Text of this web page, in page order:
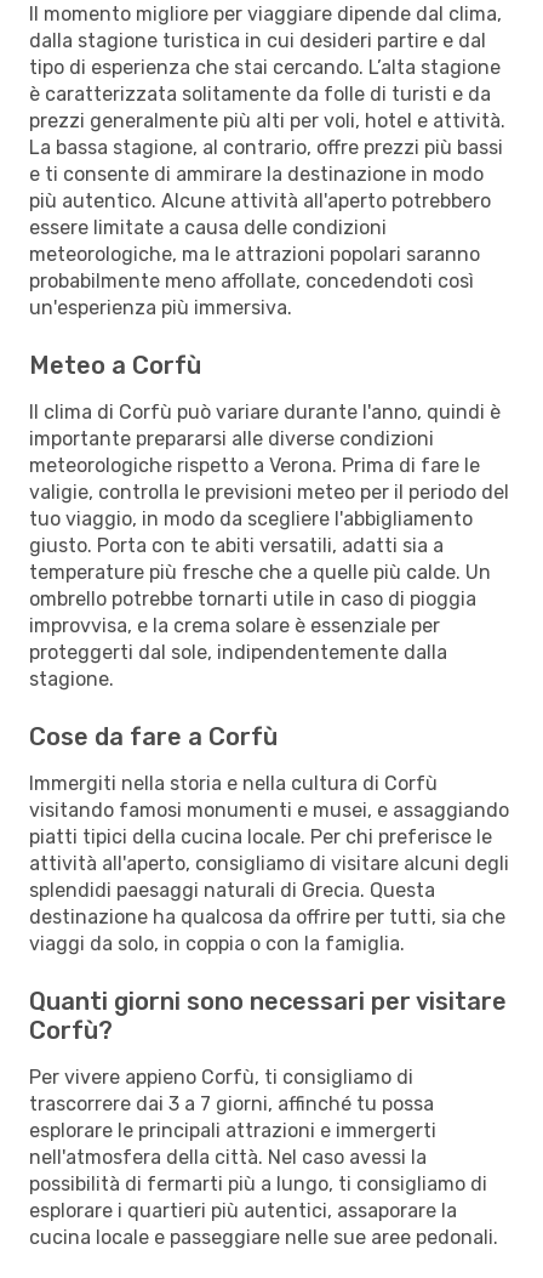
Il momento migliore per viaggiare dipende dal clima,
dalla stagione turistica in cui desideri partire e dal
tipo di esperienza che stai cercando. L’alta stagione
è caratterizzata solitamente da folle di turisti e da
prezzi generalmente più alti per voli, hotel e attività.
La bassa stagione, al contrario, offre prezzi più bassi
e ti consente di ammirare la destinazione in modo
più autentico. Alcune attività all'aperto potrebbero
essere limitate a causa delle condizioni
meteorologiche, ma le attrazioni popolari saranno
probabilmente meno affollate, concedendoti così
un'esperienza più immersiva.
Meteo a Corfù
Il clima di Corfù può variare durante l'anno, quindi è
importante prepararsi alle diverse condizioni
meteorologiche rispetto a Verona. Prima di fare le
valigie, controlla le previsioni meteo per il periodo del
tuo viaggio, in modo da scegliere l'abbigliamento
giusto. Porta con te abiti versatili, adatti sia a
temperature più fresche che a quelle più calde. Un
ombrello potrebbe tornarti utile in caso di pioggia
improvvisa, e la crema solare è essenziale per
proteggerti dal sole, indipendentemente dalla
stagione.
Cose da fare a Corfù
Immergiti nella storia e nella cultura di Corfù
visitando famosi monumenti e musei, e assaggiando
piatti tipici della cucina locale. Per chi preferisce le
attività all'aperto, consigliamo di visitare alcuni degli
splendidi paesaggi naturali di Grecia. Questa
destinazione ha qualcosa da offrire per tutti, sia che
viaggi da solo, in coppia o con la famiglia.
Quanti giorni sono necessari per visitare
Corfù?
Per vivere appieno Corfù, ti consigliamo di
trascorrere dai 3 a 7 giorni, affinché tu possa
esplorare le principali attrazioni e immergerti
nell'atmosfera della città. Nel caso avessi la
possibilità di fermarti più a lungo, ti consigliamo di
esplorare i quartieri più autentici, assaporare la
cucina locale e passeggiare nelle sue aree pedonali.